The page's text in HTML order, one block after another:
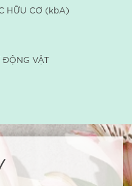
HỮU CƠ (kbA)
​​ĐỘNG VẬT